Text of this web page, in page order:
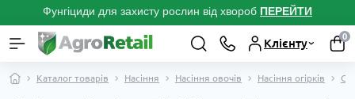
Фунгіциди для захисту рослин від хвороб ПЕРЕЙТИ
Клієнту
0
Каталог товарів Насіння Насіння овочів Насіння огірків